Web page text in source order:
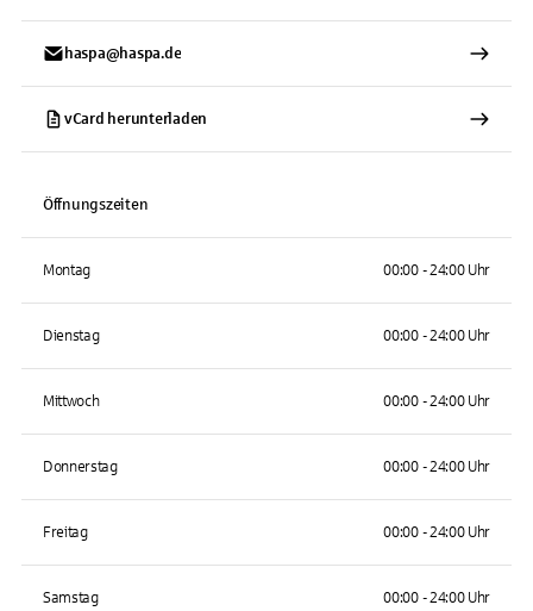
haspa@haspa.de
vCard herunterladen
Öffnungszeiten
Montag 00:00 - 24:00 Uhr
Dienstag 00:00 - 24:00 Uhr
Mittwoch 00:00 - 24:00 Uhr
Donnerstag 00:00 - 24:00 Uhr
Freitag 00:00 - 24:00 Uhr
Samstag 00:00 - 24:00 Uhr